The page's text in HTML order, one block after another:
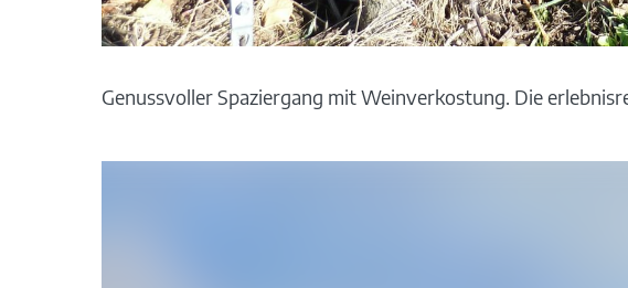
Genussvoller Spaziergang mit Weinverkostung. Die